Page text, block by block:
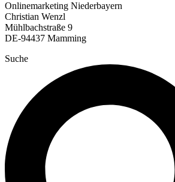
Onlinemarketing Niederbayern
Christian Wenzl
Mühlbachstraße 9
DE-94437 Mamming
Suche